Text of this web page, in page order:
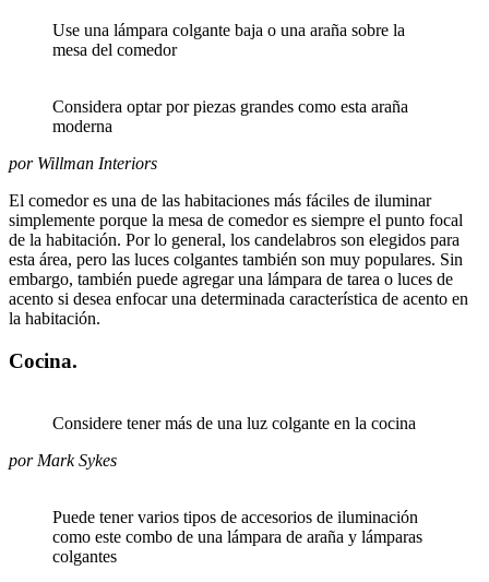
Use una lámpara colgante baja o una araña sobre la
mesa del comedor
Considera optar por piezas grandes como esta araña
moderna
por Willman Interiors
El comedor es una de las habitaciones más fáciles de iluminar
simplemente porque la mesa de comedor es siempre el punto focal
de la habitación. Por lo general, los candelabros son elegidos para
esta área, pero las luces colgantes también son muy populares. Sin
embargo, también puede agregar una lámpara de tarea o luces de
acento si desea enfocar una determinada característica de acento en
la habitación.
Cocina.
Considere tener más de una luz colgante en la cocina
por Mark Sykes
Puede tener varios tipos de accesorios de iluminación
como este combo de una lámpara de araña y lámparas
colgantes